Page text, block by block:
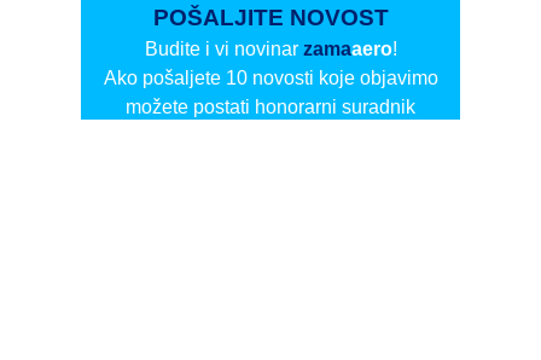
POŠALJITE NOVOST
Budite i vi novinar zamaaero!
Ako pošaljete 10 novosti koje objavimo
možete postati honorarni suradnik